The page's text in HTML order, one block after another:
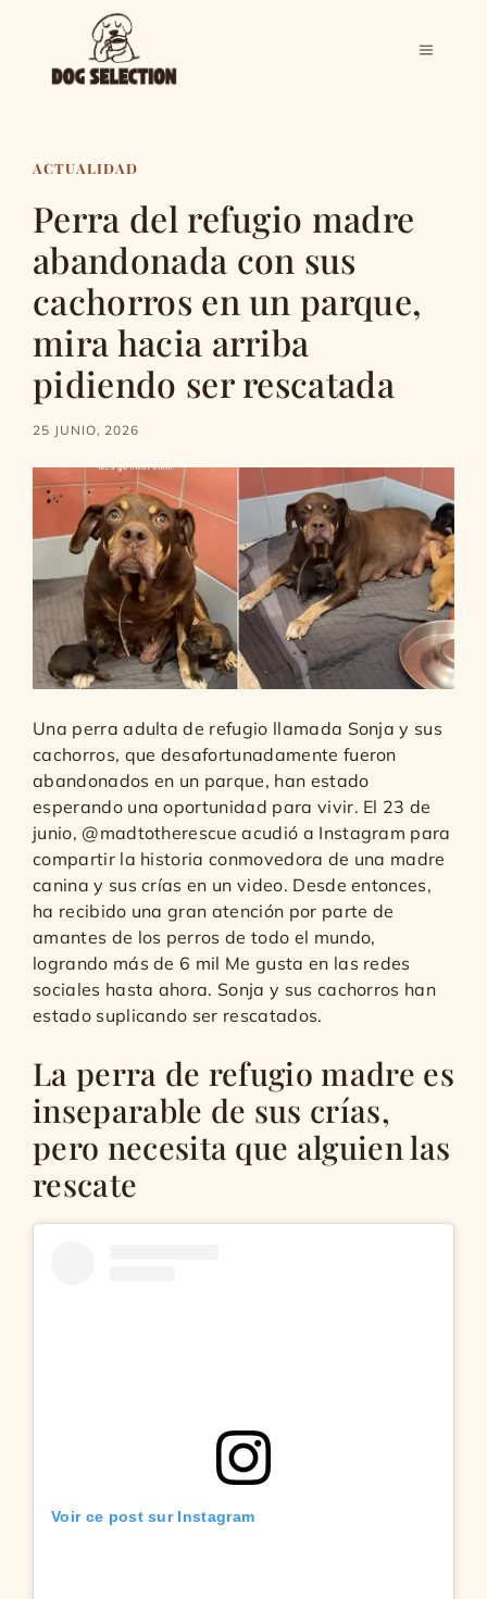
contenido
MENÚ
ACTUALIDAD
Perra del refugio madre
abandonada con sus
cachorros en un parque,
mira hacia arriba
pidiendo ser rescatada
25 JUNIO, 2026
Una perra adulta de refugio llamada Sonja y sus
cachorros, que desafortunadamente fueron
abandonados en un parque, han estado
esperando una oportunidad para vivir. El 23 de
junio, @madtotherescue acudió a Instagram para
compartir la historia conmovedora de una madre
canina y sus crías en un video. Desde entonces,
ha recibido una gran atención por parte de
amantes de los perros de todo el mundo,
logrando más de 6 mil Me gusta en las redes
sociales hasta ahora. Sonja y sus cachorros han
estado suplicando ser rescatados.
La perra de refugio madre es
inseparable de sus crías,
pero necesita que alguien las
rescate
Voir ce post sur Instagram